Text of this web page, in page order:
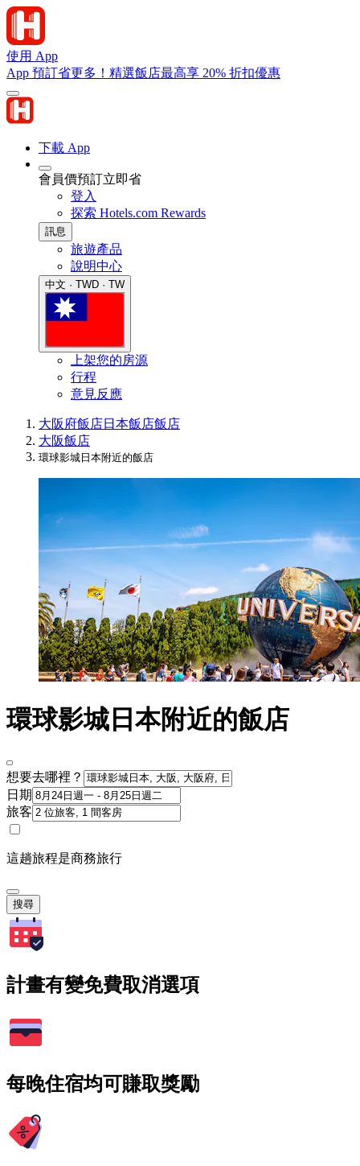
使用 App
App 預訂省更多！精選飯店最高享 20% 折扣優惠
下載 App
會員價預訂立即省
登入
探索 Hotels.com Rewards
訊息
旅遊產品
說明中心
中文 · TWD · TW
上架您的房源
行程
意見反應
大阪府飯店日本飯店飯店
大阪飯店
環球影城日本附近的飯店
環球影城日本附近的飯店
想要去哪裡？
日期
旅客
這趟旅程是商務旅行
搜尋
計畫有變免費取消選項
每晚住宿均可賺取獎勵